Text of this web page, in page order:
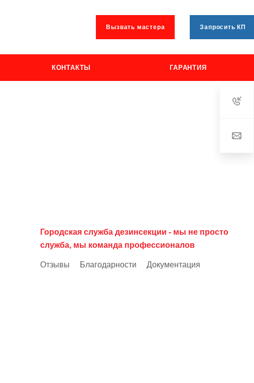
Вызвать мастера Запросить КП
КОНТАКТЫ ГАРАНТИЯ
Городская служба дезинсекции - мы не просто
служба, мы команда профессионалов
Отзывы Благодарности Документация